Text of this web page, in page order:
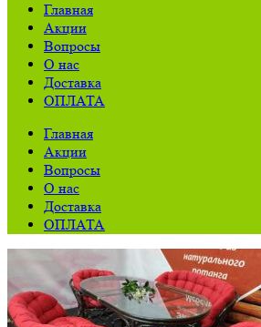
Главная
Акции
Вопросы
О нас
Доставка
ОПЛАТА
Главная
Акции
Вопросы
О нас
Доставка
ОПЛАТА